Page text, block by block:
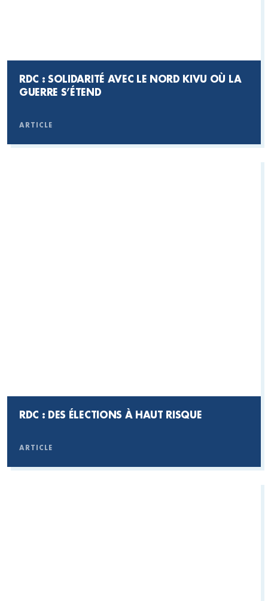
RDC : SOLIDARITÉ AVEC LE NORD KIVU OÙ LA
GUERRE S’ÉTEND
ARTICLE
RDC : DES ÉLECTIONS À HAUT RISQUE
ARTICLE